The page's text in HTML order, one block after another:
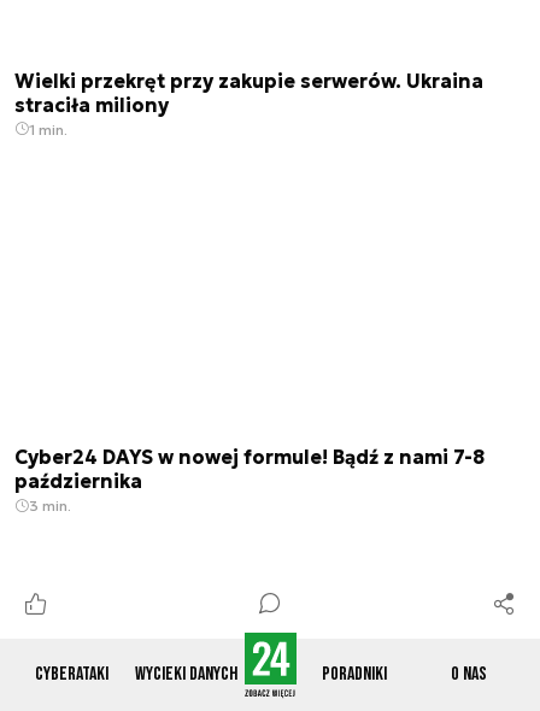
Cyberataki Wycieki danych Poradniki O nas
Wielki przekręt przy zakupie serwerów. Ukraina
straciła miliony
1 min.
Cyber24 DAYS w nowej formule! Bądź z nami 7-8
października
3 min.